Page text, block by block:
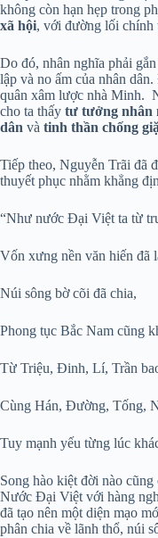
không còn hạn hẹp trong
xã hội, với đường lối chính
Do đó, nhân nghĩa phải
lập và no ấm của nhân
quân xâm lược nhà Minh.
cho ta thấy tư tưởng nhân
dân và tinh thần chống
Tiếp theo, Nguyễn Trãi đã
thuyết phục nhằm khẳng
“Như nước Đại Việt ta từ
Vốn xưng nền văn hiến đã
Núi sông bờ cõi đã chia,
Phong tục Bắc Nam cũng
Từ Triệu, Đinh, Lí, Trần
Cùng Hán, Đường, Tống,
Tuy mạnh yếu từng lúc
Song hào kiệt đời nào cũng
Nước Đại Việt với hàng
đã tạo nên một diện mạo
phân chia về lãnh thổ, núi